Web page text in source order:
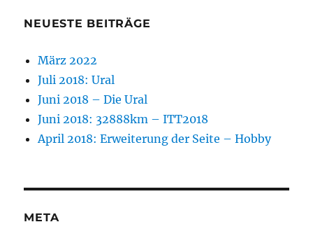
NEUESTE BEITRÄGE
März 2022
Juli 2018: Ural
Juni 2018 – Die Ural
Juni 2018: 32888km – ITT2018
April 2018: Erweiterung der Seite – Hobby
META